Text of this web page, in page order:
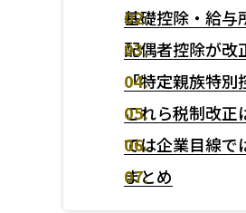
お問い合わせフォーム
採用情報
基礎控除・給
配偶者控除が改
「特定親族特別
これら税制改正
では企業目線で
まとめ